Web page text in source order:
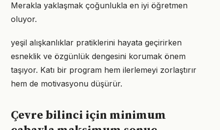
Merakla yaklaşmak çoğunlukla en iyi öğretmen
oluyor.
yeşil alışkanlıklar pratiklerini hayata geçirirken
esneklik ve özgünlük dengesini korumak önem
taşıyor. Katı bir program hem ilerlemeyi zorlaştırır
hem de motivasyonu düşürür.
Çevre bilinci için minimum